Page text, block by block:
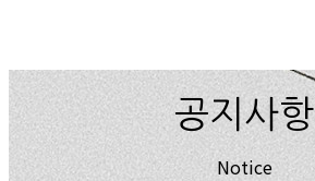
공지사항
Notice